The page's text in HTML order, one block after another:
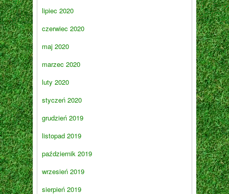
lipiec 2020
czerwiec 2020
maj 2020
marzec 2020
luty 2020
styczeń 2020
grudzień 2019
listopad 2019
październik 2019
wrzesień 2019
sierpień 2019